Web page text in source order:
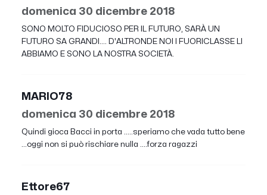
domenica 30 dicembre 2018
SONO MOLTO FIDUCIOSO PER IL FUTURO, SARÀ UN
FUTURO SA GRANDI.... D'ALTRONDE NOI I FUORICLASSE LI
ABBIAMO E SONO LA NOSTRA SOCIETÀ.
MARIO78
domenica 30 dicembre 2018
Quindi gioca Bacci in porta .....speriamo che vada tutto bene
...oggi non si può rischiare nulla ....forza ragazzi
Ettore67